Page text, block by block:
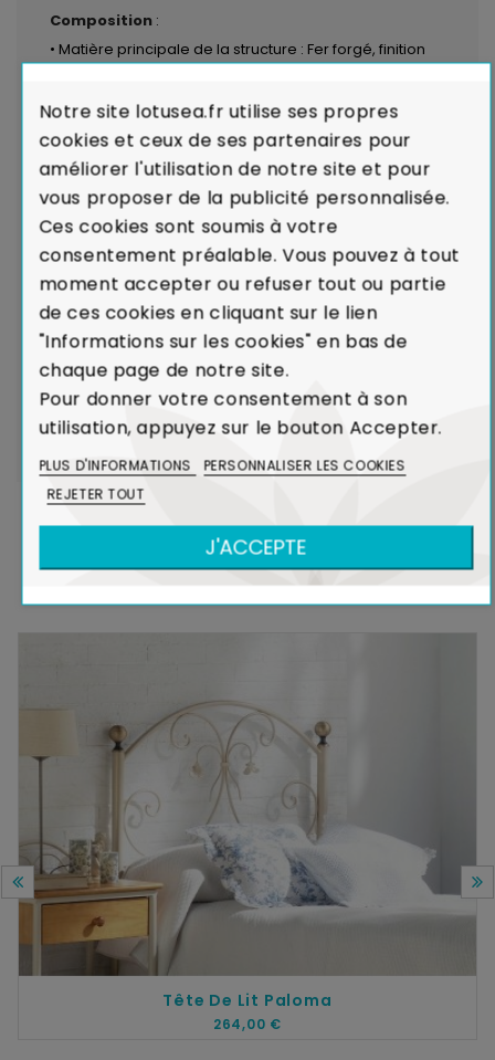
Composition :
• Matière principale de la structure : Fer forgé, finition
• Matériau complémentaire : Plateau en verre trempé,
pin massif certifié PEFC ou mélaminé sur panneau de
particules, finition vernis
LIVRAISON par transporteurs spécialisés :
modalités de livraison
Garantie de Qualité : Satisfait ou Remboursé
Garantie de Conformité :En cas de défaut majeur
sur un produit reçu ou de non-conformité par rapport
à votre commande, nous remplaçons aussitôt votre
meuble.Voir Charte de Qualité
DANS LA MÊME COLLECTION
Tête De Lit Paloma
264,00 €
Notre site lotusea.fr utilise ses propres
cookies et ceux de ses partenaires pour
améliorer l'utilisation de notre site et pour
vous proposer de la publicité personnalisée.
Ces cookies sont soumis à votre
consentement préalable. Vous pouvez à tout
moment accepter ou refuser tout ou partie
de ces cookies en cliquant sur le lien
"Informations sur les cookies" en bas de
chaque page de notre site.
Pour donner votre consentement à son
utilisation, appuyez sur le bouton Accepter.
PLUS D'INFORMATIONS
PERSONNALISER LES COOKIES
REJETER TOUT
J'ACCEPTE